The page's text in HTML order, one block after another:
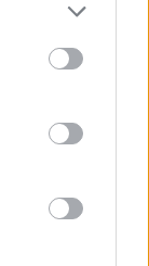
βίντεο
το σχέδιο
για
τον σκότωσε